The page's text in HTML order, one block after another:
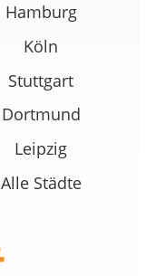
Hamburg
Köln
Stuttgart
Dortmund
Leipzig
Alle Städte